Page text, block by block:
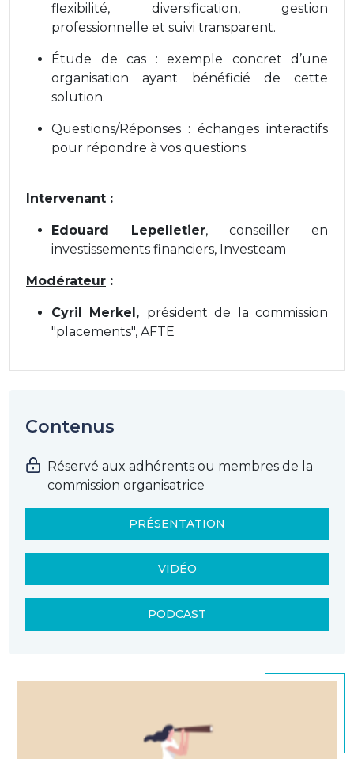
flexibilité, diversification, gestion
professionnelle et suivi transparent.
Étude de cas : exemple concret d’une
organisation ayant bénéficié de cette
solution.
Questions/Réponses : échanges interactifs
pour répondre à vos questions.
Intervenant :
Edouard Lepelletier, conseiller en
investissements financiers, Investeam
Modérateur :
Cyril Merkel, président de la commission
"placements", AFTE
Contenus
Réservé aux adhérents ou membres de la
commission organisatrice
PRÉSENTATION
VIDÉO
PODCAST